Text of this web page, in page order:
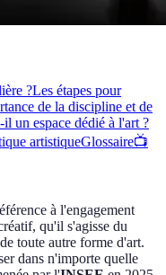
?Les étapes pour
de la discipline et de
il un espace dédié à l'art ?
artistiqueGlossaire📺
à l'engagement
qu'il s'agisse du
toute autre forme d'art.
dans n'importe quelle